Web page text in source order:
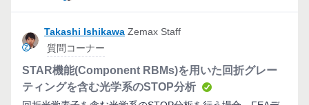
Takashi Ishikawa Zemax Staff
質問コーナー
STAR機能(Component RBMs)を用いた回折グレー
ティングを含む光学系のSTOP分析